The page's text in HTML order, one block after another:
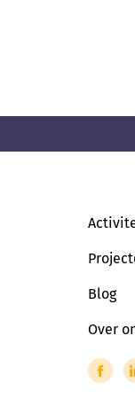
Blog
Over